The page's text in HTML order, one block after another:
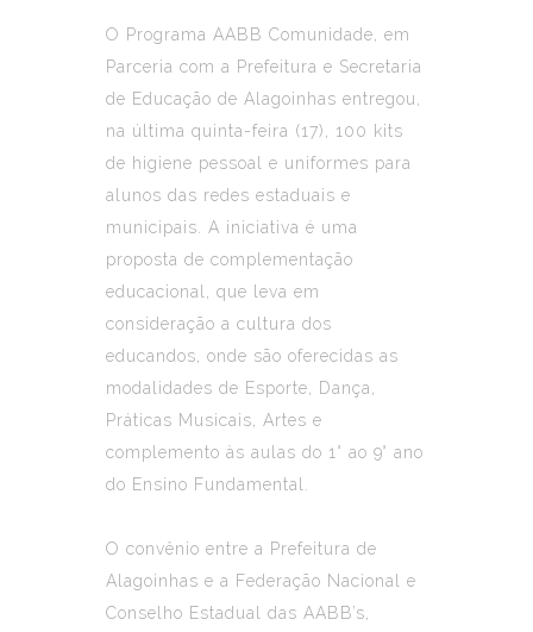
O Programa AABB Comunidade, em
Parceria com a Prefeitura e Secretaria
de Educação de Alagoinhas entregou,
na última quinta-feira (17), 100 kits
de higiene pessoal e uniformes para
alunos das redes estaduais e
municipais. A iniciativa é uma
proposta de complementação
educacional, que leva em
consideração a cultura dos
educandos, onde são oferecidas as
modalidades de Esporte, Dança,
Práticas Musicais, Artes e
complemento às aulas do 1° ao 9° ano
do Ensino Fundamental.
O convênio entre a Prefeitura de
Alagoinhas e a Federação Nacional e
Conselho Estadual das AABB’s,